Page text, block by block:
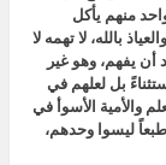
منهم يأكل
بالله، لا تهمه لا
أن يفهم، وهو غير
بل لعلهم في
والأمية الأسوأ في
ليسوا وحدهم،